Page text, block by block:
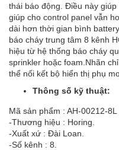
thái báo động. Điều này
giúp cho control panel vẫn
dài hơn thời gian bình
báo cháy trung tâm 8 kênh
hiệu từ hệ thống báo cháy
sprinkler hoặc foam.Nhãn
thể nối kết bộ hiển thị phụ
Thông số kỹ thuật:
Mã sản phẩm : AH-00212-8L .
-Thương hiệu : Horing.
-Xuất xứ : Đài Loan.
-Số kênh : 8.